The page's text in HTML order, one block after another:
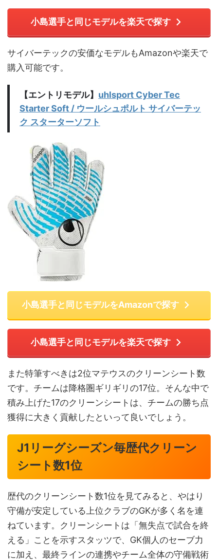
小島選手と同じモデルを楽天で探す
サイバーテックの安価なモデルもAmazonや楽天で
購入可能です。
【エントリモデル】 uhlsport Cyber Tec
Starter Soft / ウールシュポルト サイバーテッ
ク スターターソフト
小島選手と同じモデルをAmazonで探す
小島選手と同じモデルを楽天で探す
また特筆すべきは2位マテウスのクリーンシート数
です。チームは降格圏ギリギリの17位。そんな中で
積み上げた17のクリーンシートは、チームの勝ち点
獲得に大きく貢献したといって良いでしょう。
J1リーグシーズン毎歴代クリーン
シート数1位
歴代のクリーンシート数1位を見てみると、やはり
守備が安定している上位クラブのGKが多く名を連
ねています。クリーンシートは「無失点で試合を終
える」ことを示すスタッツで、GK個人のセーブ力
に加え、最終ラインの連携やチーム全体の守備戦術